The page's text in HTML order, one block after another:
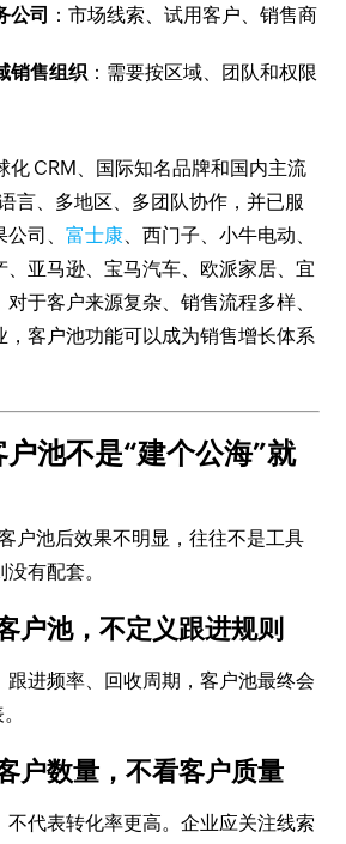
公司 ：市场线索、试用客户、销售商
销售组织 ：需要按区域、团队和权限
化 CRM、国际知名品牌和国内主流
言、多地区、多团队协作，并已服
公司、富士康、西门子、小牛电动、
、亚马逊、宝马汽车、欧派家居、宜
于客户来源复杂、销售流程多样、
，客户池功能可以成为销售增长体系
池不是“建个公海”就
户池后效果不明显，往往不是工具
有配套。
户池，不定义跟进规则
跟进频率、回收周期，客户池最终会
户数量，不看客户质量
不代表转化率更高。企业应关注线索